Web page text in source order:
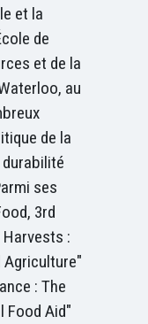
et la
de
et de la
au
de la
ses
3rd
:
Agriculture"
: The
Food Aid"